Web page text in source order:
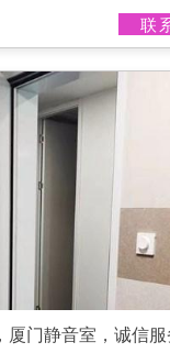
联
厦门静音室，诚信